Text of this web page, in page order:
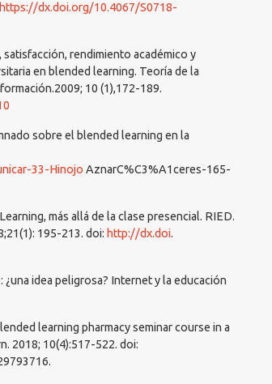
https://dx.doi.org/10.4067/S0718-
rendimiento académico y
en blended learning. Teoría de la
10 (1),172-189.
sobre el blended learning en la
33-Hinojo AznarC%C3%A1ceres-165-
más allá de la clase presencial. RIED.
195-213. doi: http://dx.doi.
idea peligrosa? Internet y la educación
learning pharmacy seminar course in a
2018; 10(4):517-522. doi: